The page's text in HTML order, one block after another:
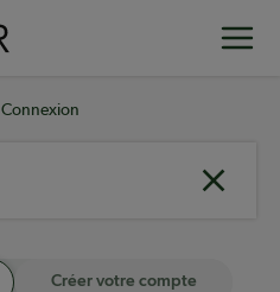
Connexion
Créer votre compte